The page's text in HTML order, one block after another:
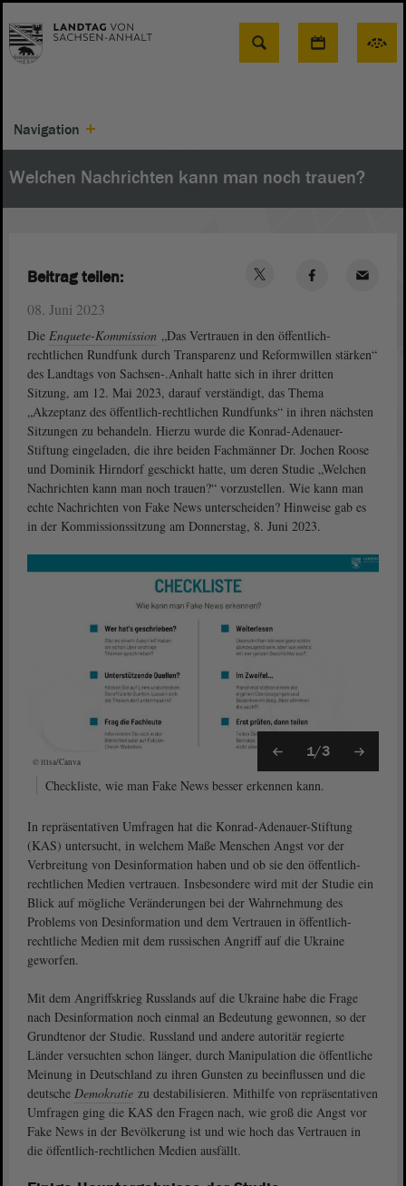
Suche
Navigation
Welchen Nachrichten kann man noch trauen?
08. Juni 2023
Die Enquete-Kommission „Das Vertrauen in den öffentlich-
rechtlichen Rundfunk durch Transparenz und Reformwillen stärken“
des Landtags von Sachsen-.Anhalt hatte sich in ihrer dritten
Sitzung, am 12. Mai 2023, darauf verständigt, das Thema
„Akzeptanz des öffentlich-rechtlichen Rundfunks“ in ihren nächsten
Sitzungen zu behandeln. Hierzu wurde die Konrad-Adenauer-
Stiftung eingeladen, die ihre beiden Fachmänner Dr. Jochen Roose
und Dominik Hirndorf geschickt hatte, um deren Studie „Welchen
Nachrichten kann man noch trauen?“ vorzustellen. Wie kann man
echte Nachrichten von Fake News unterscheiden? Hinweise gab es
in der Kommissionssitzung am Donnerstag, 8. Juni 2023.
© ltlsa/Canva
1/3
Checkliste, wie man Fake News besser erkennen kann.
In repräsentativen Umfragen hat die Konrad-Adenauer-Stiftung
(KAS) untersucht, in welchem Maße Menschen Angst vor der
Verbreitung von Desinformation haben und ob sie den öffentlich-
rechtlichen Medien vertrauen. Insbesondere wird mit der Studie ein
Blick auf mögliche Veränderungen bei der Wahrnehmung des
Problems von Desinformation und dem Vertrauen in öffentlich-
rechtliche Medien mit dem russischen Angriff auf die Ukraine
geworfen.
Mit dem Angriffskrieg Russlands auf die Ukraine habe die Frage
nach Desinformation noch einmal an Bedeutung gewonnen, so der
Grundtenor der Studie. Russland und andere autoritär regierte
Länder versuchten schon länger, durch Manipulation die öffentliche
Meinung in Deutschland zu ihren Gunsten zu beeinflussen und die
deutsche Demokratie zu destabilisieren. Mithilfe von repräsentativen
Umfragen ging die KAS den Fragen nach, wie groß die Angst vor
Fake News in der Bevölkerung ist und wie hoch das Vertrauen in
die öffentlich-rechtlichen Medien ausfällt.
Beitrag teilen: